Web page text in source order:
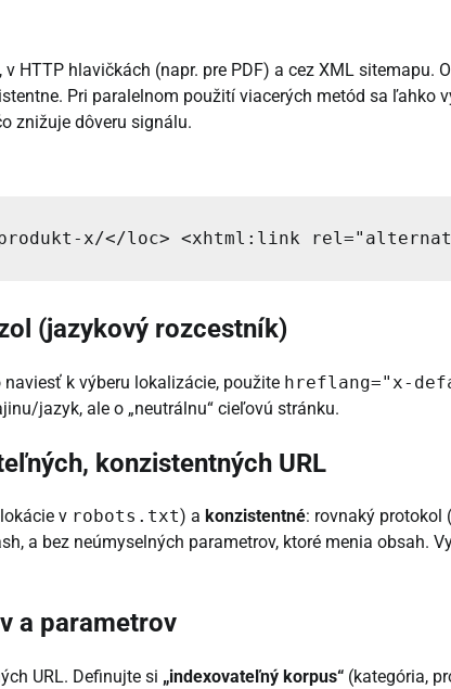
HTTP hlavičkách (napr. pre PDF) a cez XML sitemapu.
Pri paralelnom použití viacerých metód sa ľahko
znižuje dôveru signálu.
produkt-x/</loc> <xhtml:link
(jazykový rozcestník)
k výberu lokalizácie, použite hreflang="x-
jazyk, ale o „neutrálnu“ cieľovú stránku.
konzistentných URL
v robots.txt) a konzistentné: rovnaký protokol (
a bez neúmyselných parametrov, ktoré menia obsah.
a parametrov
URL. Definujte si „indexovateľný korpus“ (kategória,